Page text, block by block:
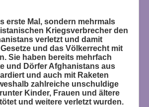
erste Mal, sondern mehrmals
Kriegsverbrecher den
verletzt und damit
und das Völkerrecht mit
Sie haben bereits mehrfach
und Dörfer Afghanistans aus
und auch mit Raketen
zahlreiche unschuldige
Kinder, Frauen und ältere
und weitere verletzt wurden.